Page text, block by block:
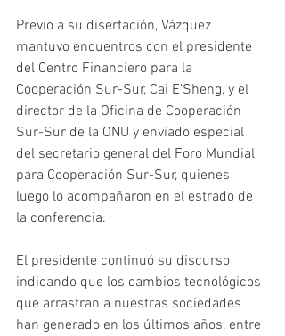
Previo a su disertación, Vázquez
mantuvo encuentros con el presidente
del Centro Financiero para la
Cooperación Sur-Sur, Cai E’Sheng, y el
director de la Oficina de Cooperación
Sur-Sur de la ONU y enviado especial
del secretario general del Foro Mundial
para Cooperación Sur-Sur, quienes
luego lo acompañaron en el estrado de
la conferencia.
El presidente continuó su discurso
indicando que los cambios tecnológicos
que arrastran a nuestras sociedades
han generado en los últimos años, entre